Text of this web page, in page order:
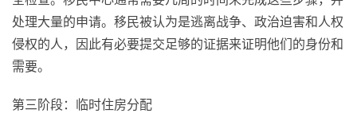
处理大量的申请。移民被认为是逃离战争、政治迫害和人权
侵权的人，因此有必要提交足够的证据来证明他们的身份和
需要。
第三阶段：临时住房分配